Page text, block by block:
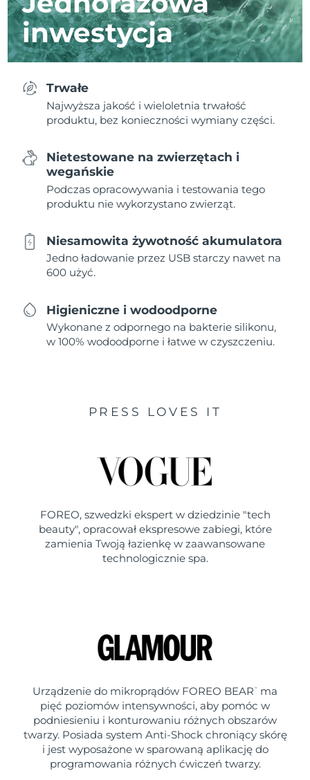
inwestycja
Trwałe
Najwyższa jakość i wieloletnia trwałość
produktu, bez konieczności wymiany części.
Nietestowane na zwierzętach i
wegańskie
Podczas opracowywania i testowania tego
produktu nie wykorzystano zwierząt.
Niesamowita żywotność akumulatora
Jedno ładowanie przez USB starczy nawet na
600 użyć.
Higieniczne i wodoodporne
Wykonane z odpornego na bakterie silikonu,
w 100% wodoodporne i łatwe w czyszczeniu.
PRESS LOVES IT
FOREO, szwedzki ekspert w dziedzinie "tech
beauty", opracował ekspresowe zabiegi, które
zamienia Twoją łazienkę w zaawansowane
technologicznie spa.
Urządzenie do mikroprądów FOREO BEAR ™
ma
pięć poziomów intensywności, aby pomóc w
podniesieniu i konturowaniu różnych obszarów
twarzy. Posiada system Anti-Shock chroniący skórę
i jest wyposażone w sparowaną aplikację do
programowania różnych ćwiczeń twarzy.